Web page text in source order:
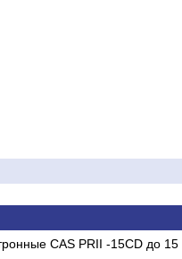
до 15 кг 2/5г
12 BRG/TC2/E1 BURGOS